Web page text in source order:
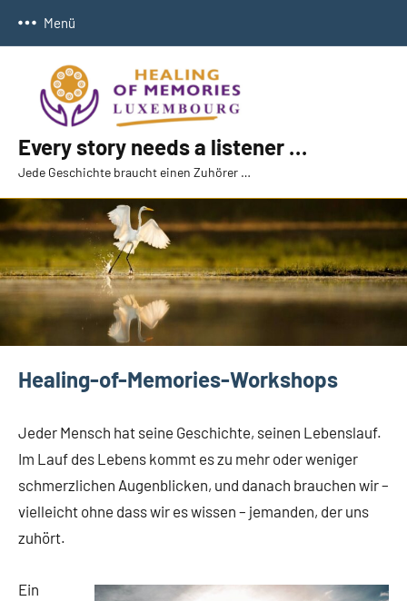
Menü
Every story needs a listener …
Jede Geschichte braucht einen Zuhörer …
Healing-of-Memories-Workshops
Jeder Mensch hat seine Geschichte, seinen Lebenslauf.
Im Lauf des Lebens kommt es zu mehr oder weniger
schmerzlichen Augenblicken, und danach brauchen wir –
vielleicht ohne dass wir es wissen – jemanden, der uns
zuhört.
Ein